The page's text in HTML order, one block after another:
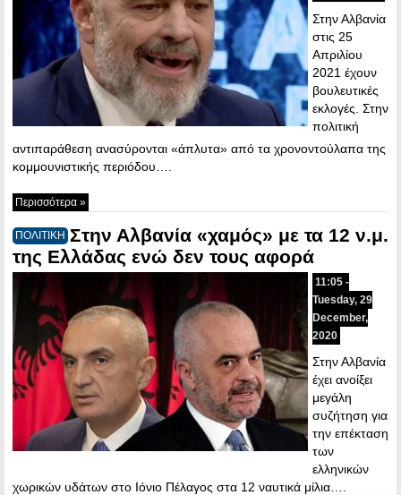
Στην Αλβανία
στις 25
Απριλίου
2021 έχουν
βουλευτικές
εκλογές. Στην
πολιτική
αντιπαράθεση ανασύρονται «άπλυτα» από τα χρονοντούλαπα της
κομμουνιστικής περιόδου….
Περισσότερα »
ΠΟΛΙΤΙΚΗ Στην Αλβανία «χαμός» με τα 12 ν.μ.
της Ελλάδας ενώ δεν τους αφορά
11:05 -
Tuesday, 29
December,
2020
Στην Αλβανία
έχει ανοίξει
μεγάλη
συζήτηση για
την επέκταση
των
ελληνικών
χωρικών υδάτων στο Ιόνιο Πέλαγος στα 12 ναυτικά μίλια….